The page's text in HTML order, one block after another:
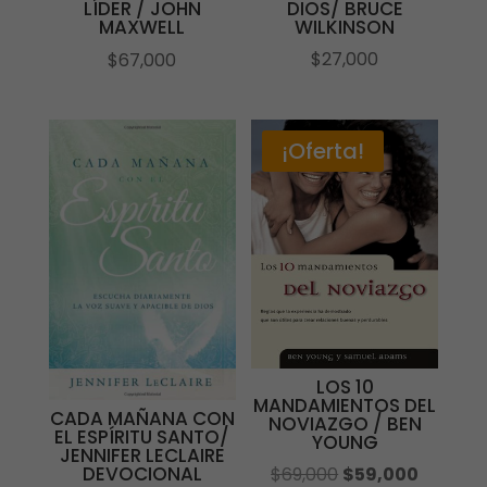
LÍDER / JOHN
MAXWELL
$67,000
DIOS/ BRUCE
WILKINSON
$27,000
CADA MAÑANA CON
EL ESPÍRITU SANTO/
JENNIFER LECLAIRE
DEVOCIONAL
¡Oferta!
LOS 10
MANDAMIENTOS DEL
NOVIAZGO / BEN
YOUNG
$69,000 El
$59,000